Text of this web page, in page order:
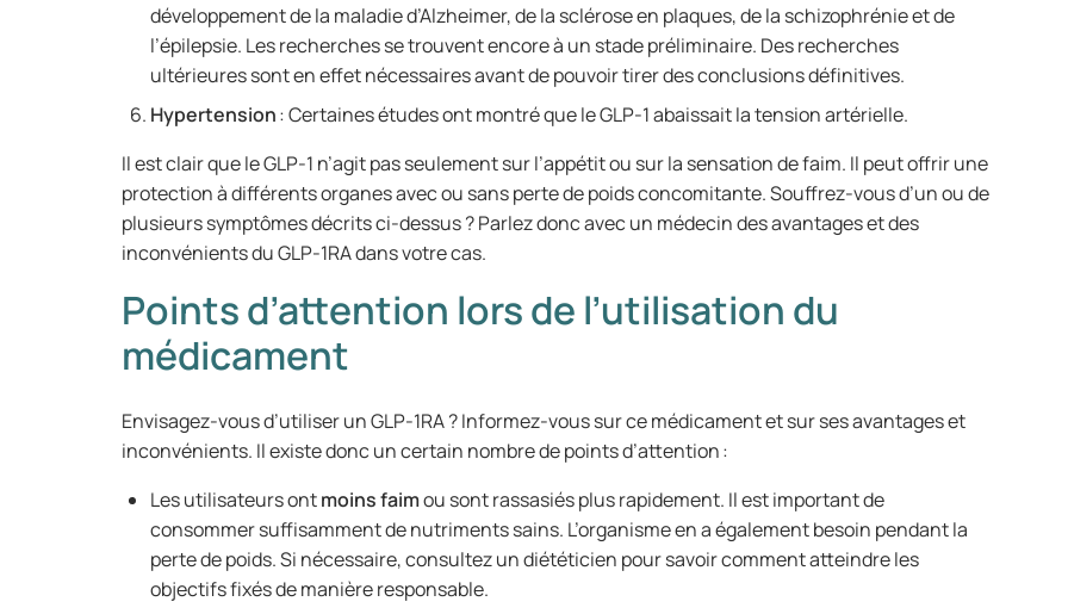
développement de la maladie d’Alzheimer, de la sclérose en plaques, de la schizophrénie et de
l’épilepsie. Les recherches se trouvent encore à un stade préliminaire. Des recherches
ultérieures sont en effet nécessaires avant de pouvoir tirer des conclusions définitives.
Hypertension: Certaines études ont montré que le GLP-1 abaissait la tension artérielle.
Il est clair que le GLP-1 n’agit pas seulement sur l’appétit ou sur la sensation de faim. Il peut offrir une
protection à différents organes avec ou sans perte de poids concomitante. Souffrez-vous d’un ou de
plusieurs symptômes décrits ci-dessus ? Parlez donc avec un médecin des avantages et des
inconvénients du GLP-1RA dans votre cas.
Points d’attention lors de l’utilisation du
médicament
Envisagez-vous d’utiliser un GLP-1RA ? Informez-vous sur ce médicament et sur ses avantages et
inconvénients. Il existe donc un certain nombre de points d’attention :
Les utilisateurs ontmoins faimou sont rassasiés plus rapidement. Il est important de
consommer suffisamment de nutriments sains. L’organisme en a également besoin pendant la
perte de poids. Si nécessaire, consultez un diététicien pour savoir comment atteindre les
objectifs fixés de manière responsable.